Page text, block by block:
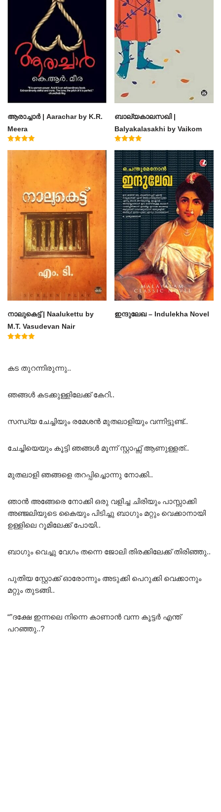
ആരാച്ചാര്‍ | Aarachar by K.R.
Meera
ബാല്യകാലസഖി |
Balyakalasakhi by Vaikom
Muhammad Basheer
4.60
out of 5
നാലുകെട്ട് | Naalukettu by
M.T. Vasudevan Nair
ഇന്ദുലേഖ – Indulekha Novel
കട തുറന്നിരുന്നു..
ഞങ്ങൾ കടക്കുള്ളിലേക്ക് കേറി..
സന്ധ്യ ചേച്ചിയും രമേശൻ മുതലാളിയും വന്നിട്ടുണ്ട്..
ചേച്ചിയെയും കൂട്ടി ഞങ്ങൾ മൂന്ന് സ്റ്റാഫ്സ് ആണുള്ളത്..
മുതലാളി ഞങ്ങളെ തറപ്പിച്ചൊന്നു നോക്കി..
ഞാൻ അങ്ങേരെ നോക്കി ഒരു വളിച്ച ചിരിയും പാസ്സാക്കി
അഞ്ജലിയുടെ കൈയും പിടിച്ചു ബാഗും മറ്റും വെക്കാനായി
ഉള്ളിലെ റൂമിലേക്ക് പോയി..
ബാഗും വെച്ചു വേഗം തന്നെ ജോലി തിരക്കിലേക്ക് തിരിഞ്ഞു..
പുതിയ സ്റ്റോക്ക് ഓരോന്നും അടുക്കി പെറുക്കി വെക്കാനും
മറ്റും തുടങ്ങി..
“”ദക്ഷേ ഇന്നലെ നിന്നെ കാണാൻ വന്ന കൂട്ടർ എന്ത്‌
പറഞ്ഞു..?